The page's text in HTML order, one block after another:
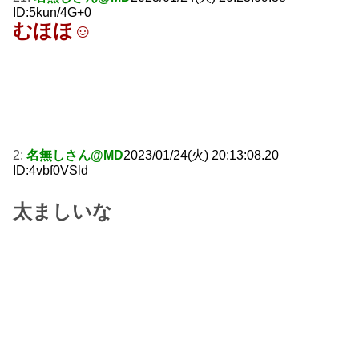
ID:5kun/4G+0
むほほ☺
2: 名無しさん@MD2023/01/24(火) 20:13:08.20
ID:4vbf0VSld
太ましいな